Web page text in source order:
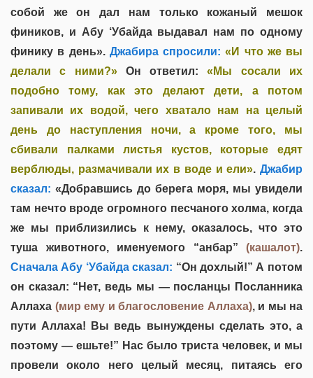
собой же он дал нам только кожаный мешок
фиников, и Абу ‘Убайда выдавал нам по одному
финику в день».Джабира спросили: «И что же вы
делали с ними?»Он ответил:«Мы сосали их
подобно тому, как это делают дети, а потом
запивали их водой, чего хватало нам на целый
день до наступления ночи, а кроме того, мы
сбивали палками листья кустов, которые едят
верблюды, размачивали их в воде и ели». Джабир
сказал: «Добравшись до берега моря, мы увидели
там нечто вроде огромного песчаного холма, когда
же мы приблизились к нему, оказалось, что это
туша животного, именуемого “анбар” (кашалот).
Сначала Абу ‘Убайда сказал: “Он дохлый!” А потом
он сказал: “Нет, ведь мы — посланцы Посланника
Аллаха (мир ему и благословение Аллаха), и мы на
пути Аллаха! Вы ведь вынуждены сделать это, а
поэтому — ешьте!” Нас было триста человек, и мы
провели около него целый месяц, питаясь его